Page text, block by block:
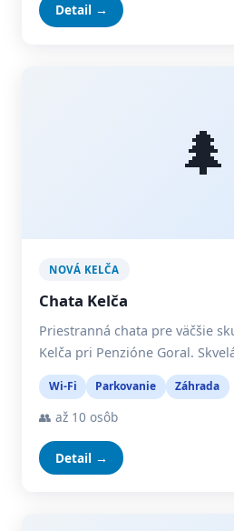
Detail →
🌲
NOVÁ KELČA
Chata Kelča
Priestranná chata pre väčšie
Kelča pri Penzióne Goral.
Wi-Fi Parkovanie Záhrada
👥 až 10 osôb
Detail →